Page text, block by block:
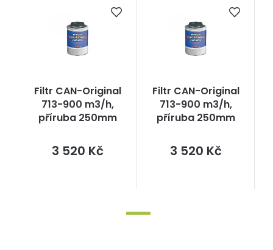
Filtr CAN-Original
713-900 m3/h,
příruba 250mm
3 520 Kčcena:
Filtr CAN-Original
713-900 m3/h,
příruba 250mm
3 520 Kčcena: